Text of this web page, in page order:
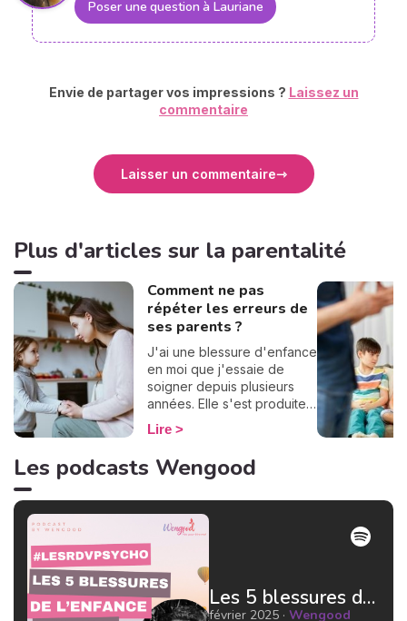
Poser une question à Lauriane
Envie de partager vos impressions ? Laissez un
commentaire
Laisser un commentaire
Plus d'articles sur la parentalité
Comment ne pas
répéter les erreurs de
ses parents ?
J'ai une blessure d'enfance
en moi que j'essaie de
soigner depuis plusieurs
années. Elle s'est produite à
cause d'une erreur
inconsciente de mes
que mes enfants aient eux
répéter les erreurs de nos
parents sur nos enfants ?
Quelles sont les solutions
pour réinventer le modèle ?
J'ai creusé le sujet et voici
ce que j'ai trouvé à ce
Lire
Les podcasts Wengood
Les 5 blessures de l'enfance : le rejet par Jean Doridot Docteur en psychologie
février 2025 · Wengood